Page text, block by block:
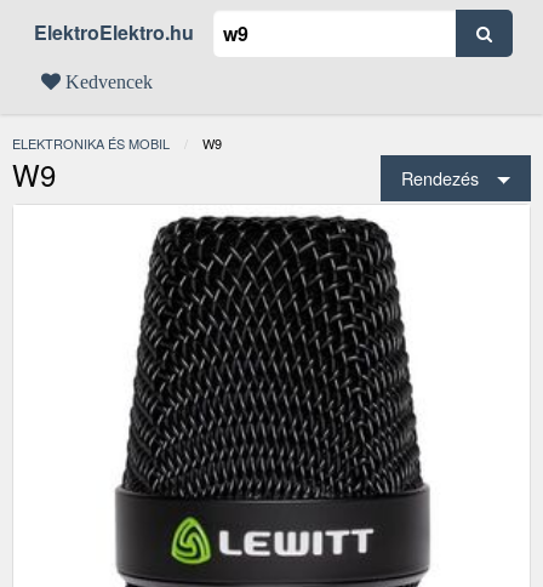
ElektroElektro.hu
Kedvencek
ELEKTRONIKA ÉS MOBIL JELENLEGI:
W9
W9 Rendezés